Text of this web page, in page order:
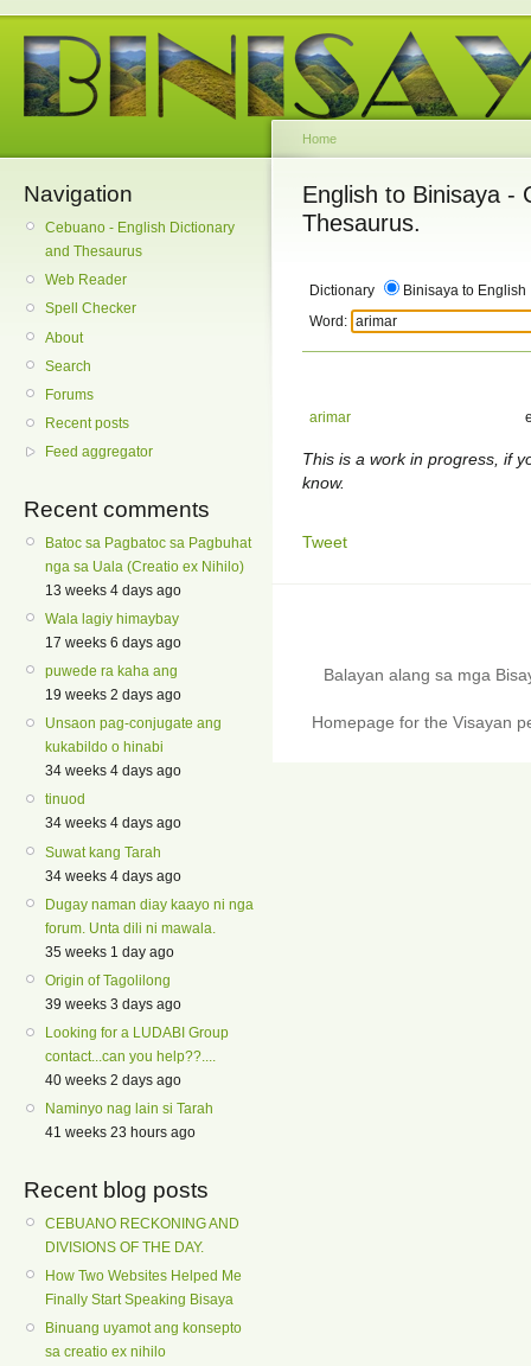
Navigation
Cebuano - English Dictionary
and Thesaurus
Web Reader
Spell Checker
About
Search
Forums
Recent posts
Feed aggregator
Recent comments
Batoc sa Pagbatoc sa Pagbuhat
nga sa Uala (Creatio ex Nihilo)
13 weeks 4 days ago
Wala lagiy himaybay
17 weeks 6 days ago
puwede ra kaha ang
19 weeks 2 days ago
Unsaon pag-conjugate ang
kukabildo o hinabi
34 weeks 4 days ago
tinuod
34 weeks 4 days ago
Suwat kang Tarah
34 weeks 4 days ago
Dugay naman diay kaayo ni nga
forum. Unta dili ni mawala.
35 weeks 1 day ago
Origin of Tagolilong
39 weeks 3 days ago
Looking for a LUDABI Group
contact...can you help??....
40 weeks 2 days ago
Naminyo nag lain si Tarah
41 weeks 23 hours ago
Recent blog posts
CEBUANO RECKONING AND
DIVISIONS OF THE DAY.
How Two Websites Helped Me
Finally Start Speaking Bisaya
Binuang uyamot ang konsepto
sa creatio ex nihilo
Home
English to Binisaya -
Thesaurus.
Dictionary
Binisaya to English
Word:
arimar
This is a work in progress, if
know.
Tweet
Balayan alang sa mga
Homepage for the Visayan